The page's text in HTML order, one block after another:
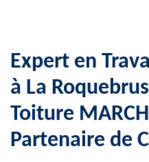
Expert en
à La
Toiture
Partenaire de